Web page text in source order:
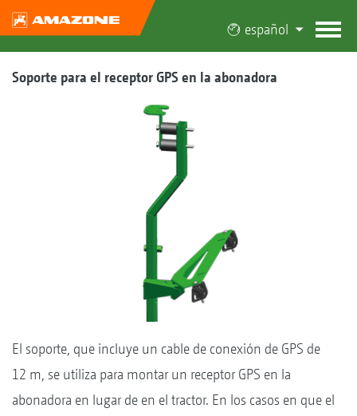
español
Soporte para el receptor GPS en la abonadora
El soporte, que incluye un cable de conexión de GPS de
12 m, se utiliza para montar un receptor GPS en la
abonadora en lugar de en el tractor. En los casos en que el